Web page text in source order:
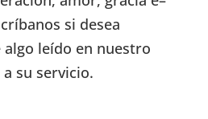
si desea
leído en nuestro
su servicio.